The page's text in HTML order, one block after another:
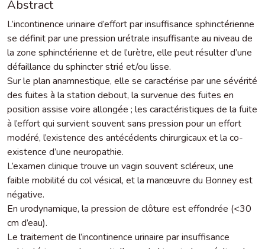
Abstract
L’incontinence urinaire d’effort par insuffisance sphinctérienne
se définit par une pression urétrale insuffisante au niveau de
la zone sphinctérienne et de l’urètre, elle peut résulter d’une
défaillance du sphincter strié et/ou lisse.
Sur le plan anamnestique, elle se caractérise par une sévérité
des fuites à la station debout, la survenue des fuites en
position assise voire allongée ; les caractéristiques de la fuite
à l’effort qui survient souvent sans pression pour un effort
modéré, l’existence des antécédents chirurgicaux et la co-
existence d’une neuropathie.
L’examen clinique trouve un vagin souvent scléreux, une
faible mobilité du col vésical, et la manœuvre du Bonney est
négative.
En urodynamique, la pression de clôture est effondrée (<30
cm d’eau).
Le traitement de l’incontinence urinaire par insuffisance